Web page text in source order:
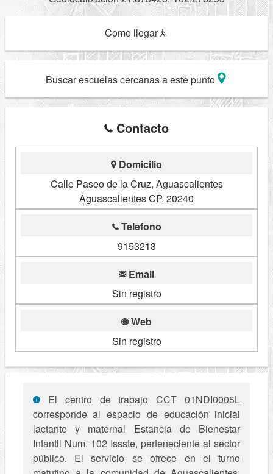
Como llegar
Buscar escuelas cercanas a este punto
Contacto
Domicilio
Calle Paseo de la Cruz, Aguascalientes
Aguascalientes CP. 20240
Telefono
9153213
Email
Sin registro
Web
Sin registro
El centro de trabajo CCT 01NDI0005L
corresponde al espacio de educación inicial
lactante y maternal Estancia de Bienestar
Infantil Num. 102 Issste, perteneciente al sector
público. El servicio se ofrece en el turno